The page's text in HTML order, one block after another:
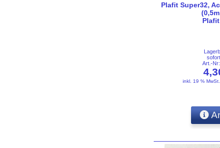
Plafit Super32,
Art.-
inkl. 19 %